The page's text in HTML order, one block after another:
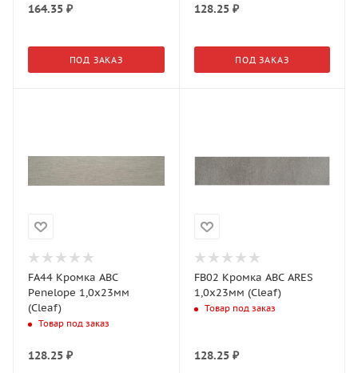
164.35 ₽
ПОД ЗАКАЗ
128.25₽
ПОД ЗАКАЗ
FA44 Кромка АВС
Penelope 1,0х23мм
(Cleaf)
Товар под заказ
128.25 ₽
FB02 Кромка АВС ARES
1,0х23мм (Cleaf)
Товар под заказ
128.25₽